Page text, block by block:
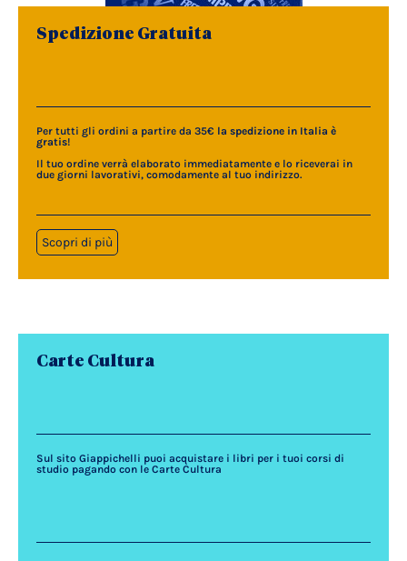
Spedizione Gratuita
Per tutti gli ordini a partire da 35€ la spedizione in Italia è
gratis!
Il tuo ordine verrà elaborato immediatamente e lo riceverai in
due giorni lavorativi, comodamente al tuo indirizzo.
Scopri di più
Carte Cultura
Sul sito Giappichelli puoi acquistare i libri per i tuoi corsi di
studio pagando con le Carte Cultura